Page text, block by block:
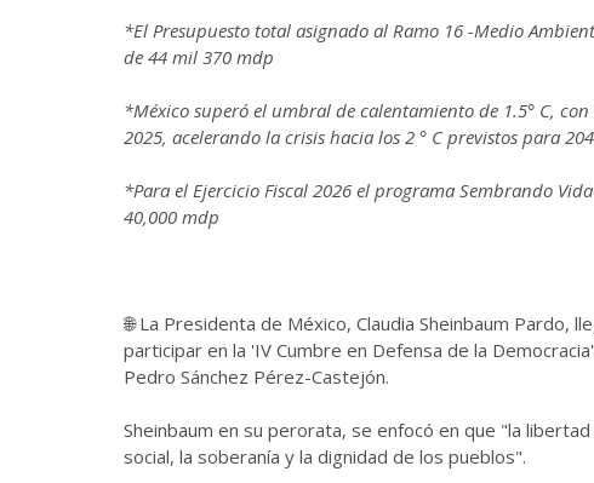
*El Presupuesto total asignado al Ramo 16 -Medio
de 44 mil 370 mdp
*México superó el umbral de calentamiento de 1.5° C,
2025, acelerando la crisis hacia los 2 ° C previstos para
*Para el Ejercicio Fiscal 2026 el programa Sembrando
40,000 mdp
🌐 La Presidenta de México, Claudia Sheinbaum Pardo,
participar en la 'IV Cumbre en Defensa de la
Pedro Sánchez Pérez-Castejón.
Sheinbaum en su perorata, se enfocó en que "la
social, la soberanía y la dignidad de los pueblos".